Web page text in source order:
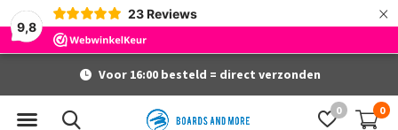
9,8
23 Reviews ×
0 0
Voor 16:00 besteld = direct verzonden